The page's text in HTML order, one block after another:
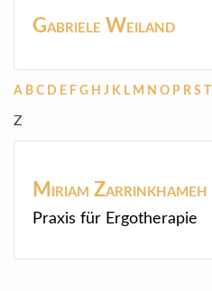
Gabriele Weiland
A B C D E F G H J K L M N O P R S T
Z
Miriam Zarrinkhameh
Praxis für Ergotherapie